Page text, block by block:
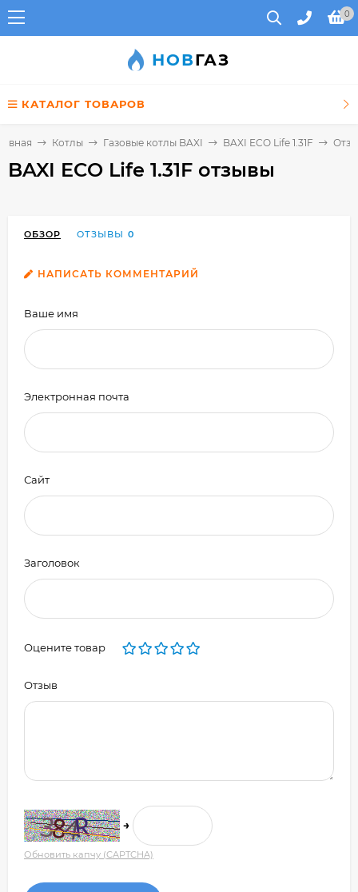
0
НОВГАЗ
КАТАЛОГ ТОВАРОВ
Котлы Газовые котлы BAXI BAXI ECO Life 1.31F
BAXI ECO Life 1.31F отзывы
ОБЗОР ОТЗЫВЫ 0
НАПИСАТЬ КОММЕНТАРИЙ
Ваше имя
Электронная почта
Сайт
Заголовок
Оцените товар
Отзыв
→
Обновить капчу (CAPTCHA)